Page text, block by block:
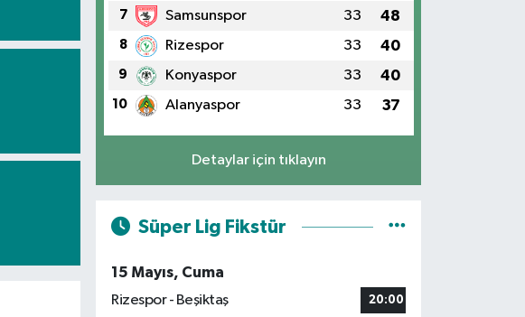
7 Samsunspor 33 48
8 Rizespor 33 40
9 Konyaspor 33 40
10 Alanyaspor 33 37
Detaylar için tıklayın
Süper Lig Fikstür
15 Mayıs, Cuma
Rizespor - Beşiktaş
20:00